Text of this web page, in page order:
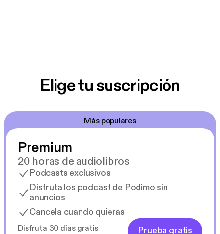
Elige tu suscripción
Más populares
Premium
20 horas de audiolibros
Podcasts exclusivos
Disfruta los podcast de Podimo sin
anuncios
Cancela cuando quieras
Disfruta 30 días gratis
Prueba gratis